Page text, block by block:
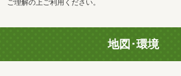
ご理解の上ご利用ください。
地図･環境